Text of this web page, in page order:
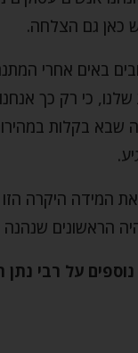
כאן גם הצלחה.
באים אחרי
כי רק כך
שבא בקלות
המידה היקרה
הראשונים
על רבי נתן